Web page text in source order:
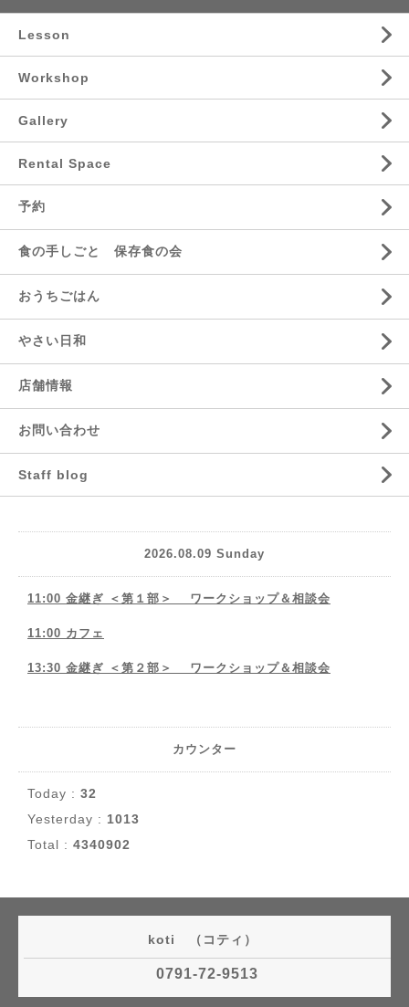
Lesson
Workshop
Gallery
Rental Space
予約
食の手しごと 保存食の会
おうちごはん
やさい日和
店舗情報
お問い合わせ
Staff blog
2026.08.09 Sunday
11:00 金継ぎ ＜第１部＞ ワークショップ＆相談会
11:00 カフェ
13:30 金継ぎ ＜第２部＞ ワークショップ＆相談会
カウンター
Today : 32
Yesterday : 1013
Total : 4340902
koti （コティ）
0791-72-9513